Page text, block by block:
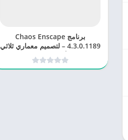
برنامج Chaos Enscape
4.3.0.1189 – لتصميم معماري ثلاثي
الأبعاد احترافي